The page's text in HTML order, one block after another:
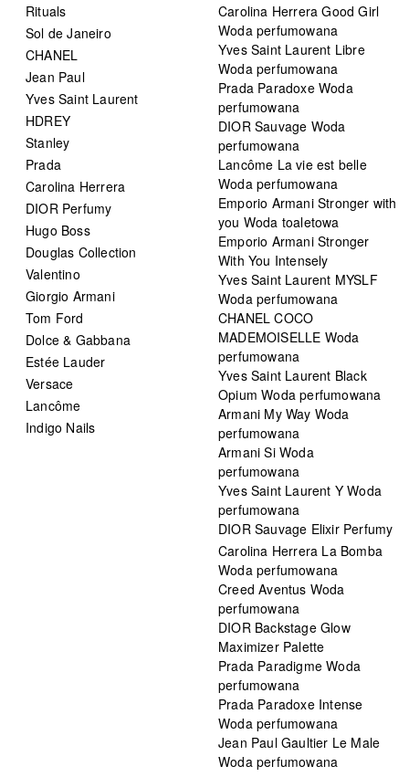
Rituals
Sol de Janeiro
CHANEL
Jean Paul
Yves Saint Laurent
HDREY
Stanley
Prada
Carolina Herrera
DIOR Perfumy
Hugo Boss
Douglas Collection
Valentino
Giorgio Armani
Tom Ford
Dolce & Gabbana
Estée Lauder
Versace
Lancôme
Indigo Nails
Carolina Herrera Good Girl
Woda perfumowana
Yves Saint Laurent Libre
Woda perfumowana
Prada Paradoxe Woda
perfumowana
DIOR Sauvage Woda
perfumowana
Lancôme La vie est belle
Woda perfumowana
Emporio Armani Stronger with
you Woda toaletowa
Emporio Armani Stronger
With You Intensely
Yves Saint Laurent MYSLF
Woda perfumowana
CHANEL COCO
MADEMOISELLE Woda
perfumowana
Yves Saint Laurent Black
Opium Woda perfumowana
Armani My Way Woda
perfumowana
Armani Si Woda
perfumowana
Yves Saint Laurent Y Woda
perfumowana
DIOR Sauvage Elixir Perfumy
Carolina Herrera La Bomba
Woda perfumowana
Creed Aventus Woda
perfumowana
DIOR Backstage Glow
Maximizer Palette
Prada Paradigme Woda
perfumowana
Prada Paradoxe Intense
Woda perfumowana
Jean Paul Gaultier Le Male
Woda perfumowana